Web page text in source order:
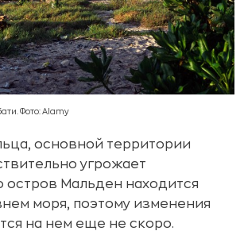
Фото: Alamy
основной территории
угрожает
остров Мальден находится
моря, поэтому изменения
на нем еще не скоро.